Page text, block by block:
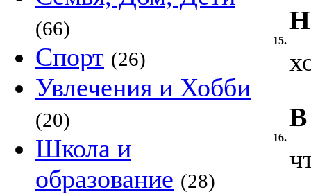
(66)
Спорт (26)
Увлечения и Хобби
(20)
Школа и
образование (28)
15.
16.
В